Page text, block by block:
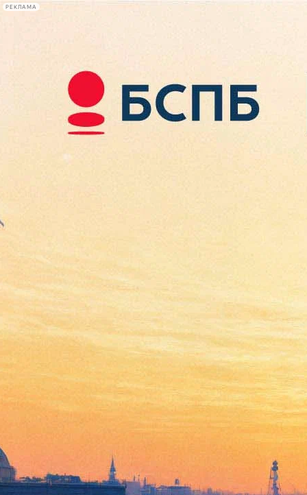
РЕКЛАМА
Сегодня:
2026.08.08
12:36
Афиша Plus
Петербуржцев приглашают в
Павловский парк строить
снежный лабиринт
Версия для печати